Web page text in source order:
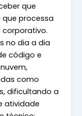
que
processa
no dia a dia
código e
como
dificultando a
atividade